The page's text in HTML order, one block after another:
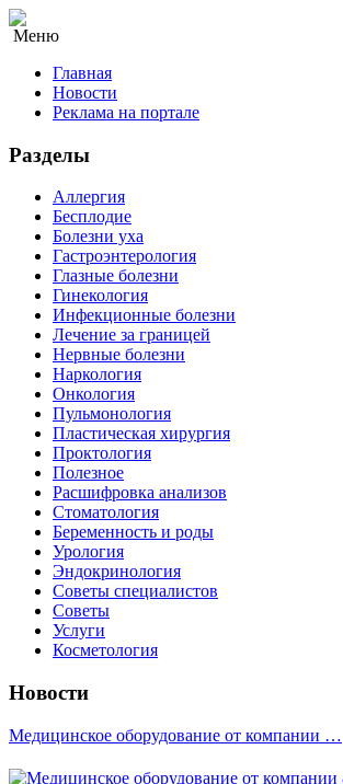
Меню
Главная
Новости
Реклама на портале
Разделы
Аллергия
Бесплодие
Болезни уха
Гастроэнтерология
Глазные болезни
Гинекология
Инфекционные болезни
Лечение за границей
Нервные болезни
Наркология
Онкология
Пульмонология
Пластическая хирургия
Проктология
Полезное
Расшифровка анализов
Стоматология
Беременность и роды
Урология
Эндокринология
Советы специалистов
Советы
Услуги
Косметология
Новости
Медицинское оборудование от компании …